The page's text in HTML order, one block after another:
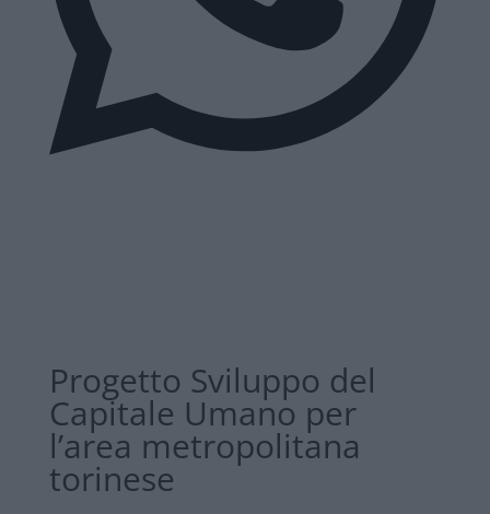
Progetto Sviluppo del
Capitale Umano per
l’area metropolitana
torinese